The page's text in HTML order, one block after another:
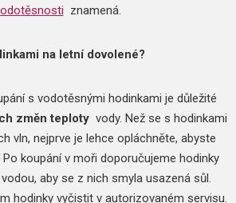
znamená.
na letní dovolené?
s vodotěsnými hodinkami je důležité
změn teploty vody. Než se s hodinkami
vln, nejprve je lehce opláchněte, abyste
Po koupání v moři doporučujeme hodinky
aby se z nich smyla usazená sůl.
hodinky vyčistit v autorizovaném servisu.